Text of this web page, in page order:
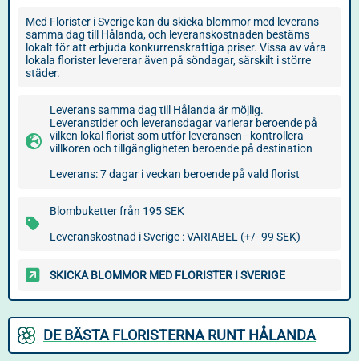
Med Florister i Sverige kan du skicka blommor med leverans
samma dag till Hålanda, och leveranskostnaden bestäms
lokalt för att erbjuda konkurrenskraftiga priser. Vissa av våra
lokala florister levererar även på söndagar, särskilt i större
städer.
Leverans samma dag till Hålanda är möjlig.
Leveranstider och leveransdagar varierar beroende på
vilken lokal florist som utför leveransen - kontrollera
villkoren och tillgängligheten beroende på destination
Leverans: 7 dagar i veckan beroende på vald florist
Blombuketter från 195 SEK
Leveranskostnad i Sverige : VARIABEL (+/- 99 SEK)
SKICKA BLOMMOR MED FLORISTER I SVERIGE
DE BÄSTA FLORISTERNA RUNT HÅLANDA